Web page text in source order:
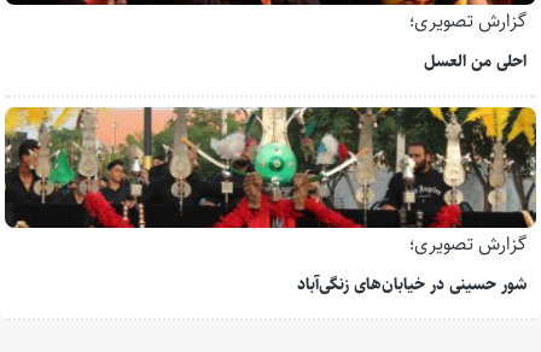
گزارش تصویری؛
احلی من العسل
گزارش تصویری؛
شور حسینی در خیابان‌های زنگی‌آباد